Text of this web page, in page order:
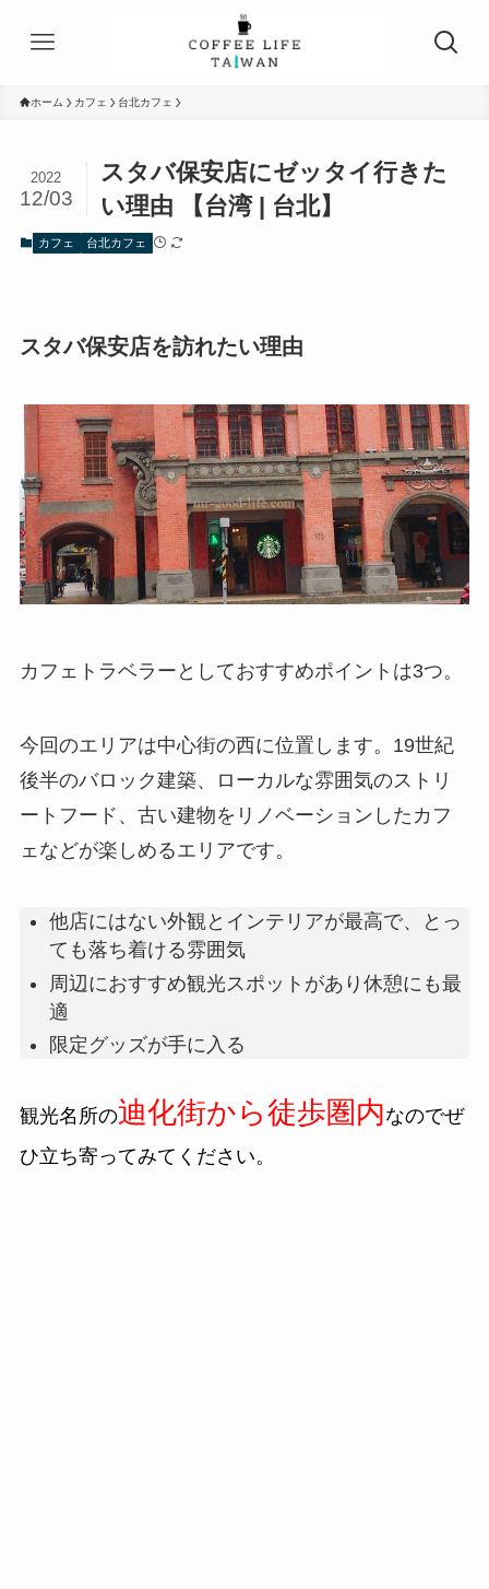
ホーム カフェ 台北カフェ
スタバ保安店にゼッタイ行きた
い理由 【台湾 | 台北】
2022
12/03
カフェ 台北カフェ
スタバ保安店を訪れたい理由
カフェトラベラーとしておすすめポイントは3つ。
今回のエリアは中心街の西に位置します。19世紀
後半のバロック建築、ローカルな雰囲気のストリ
ートフード、古い建物をリノベーションしたカフ
ェなどが楽しめるエリアです。
他店にはない外観と インテリアが最高で、とっ
ても落ち着ける雰囲気
周辺におすすめ観光スポットがあり 休憩にも最
適
限定グッズが手に入る
観光名所の迪化街から徒歩圏内なのでぜ
ひ立ち寄ってみてください。